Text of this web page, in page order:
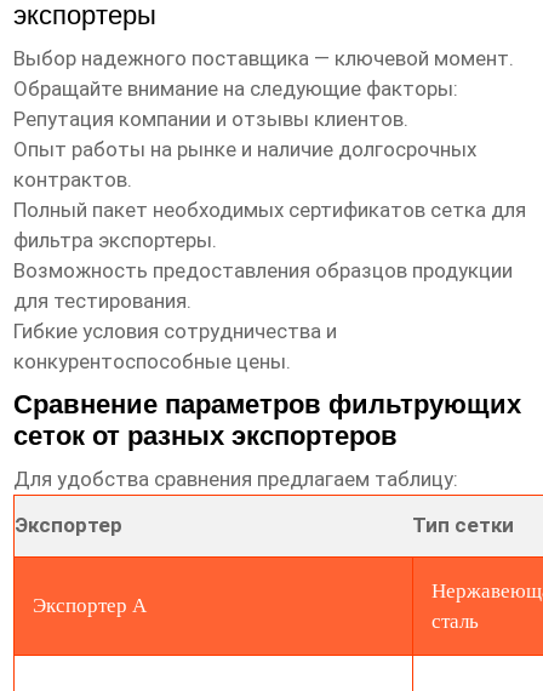
экспортеры
Выбор надежного поставщика — ключевой момент.
Обращайте внимание на следующие факторы:
Репутация компании и отзывы клиентов.
Опыт работы на рынке и наличие долгосрочных
контрактов.
Полный пакет необходимых сертификатов сетка для
фильтра экспортеры.
Возможность предоставления образцов продукции
для тестирования.
Гибкие условия сотрудничества и
конкурентоспособные цены.
Сравнение параметров фильтрующих
сеток от разных экспортеров
Для удобства сравнения предлагаем таблицу:
Экспортер
Тип сетки
Экспортер A
сталь